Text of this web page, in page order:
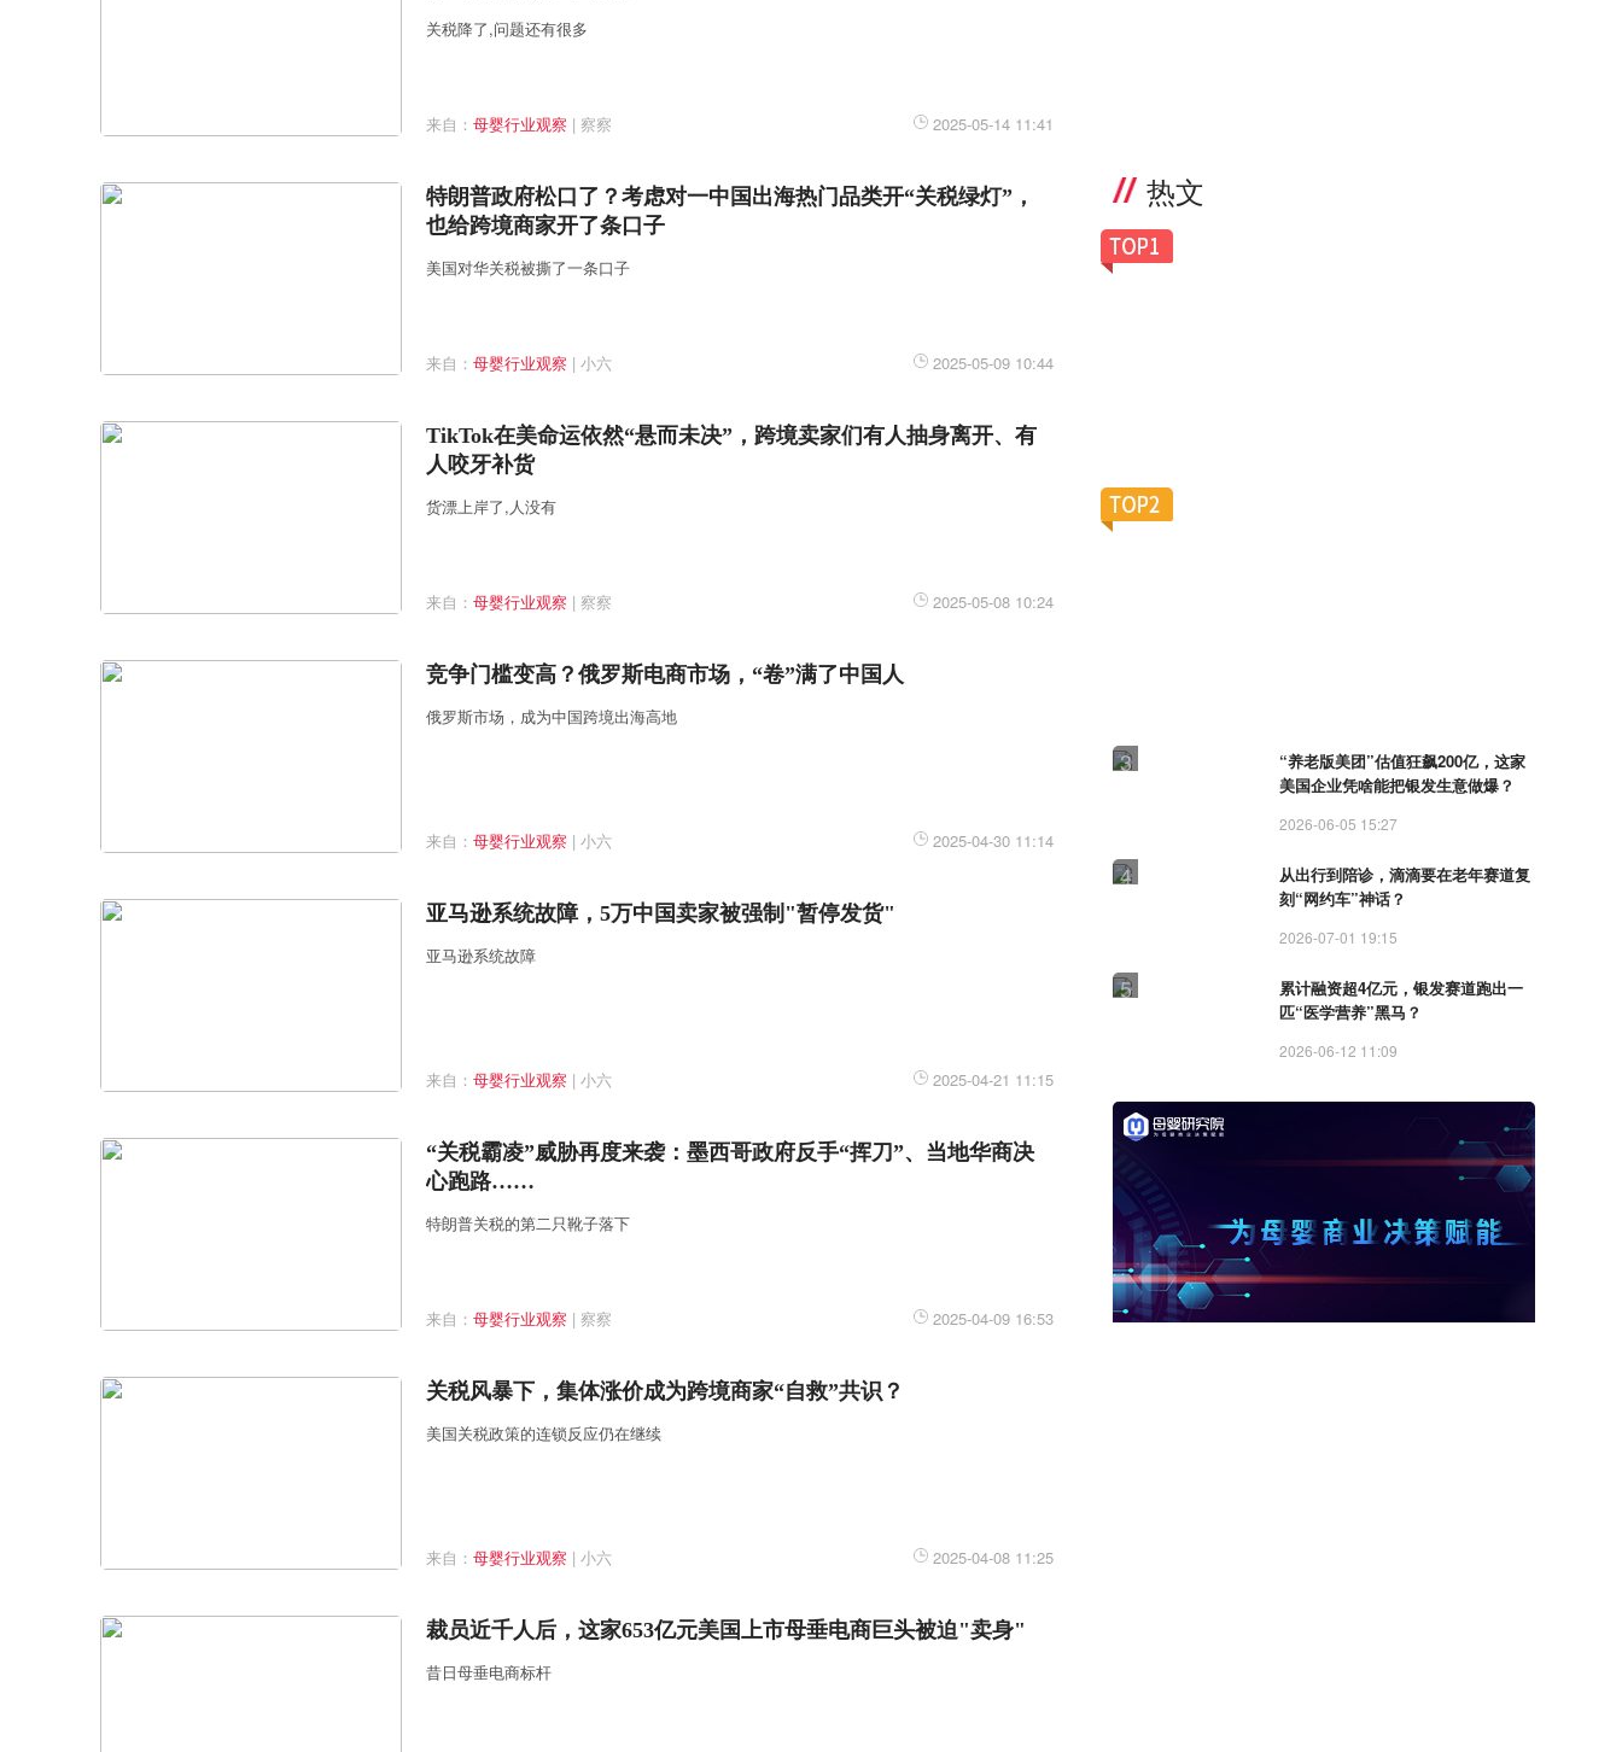
热文
3
“养老版美团”估值狂飙200亿，这家
美国企业凭啥能把银发生意做爆？
2026-06-05 15:27
4
从出行到陪诊，滴滴要在老年赛道复
刻“网约车”神话？
2026-07-01 19:15
5
累计融资超4亿元，银发赛道跑出一
匹“医学营养”黑马？
2026-06-12 11:09
关税降了,问题还有很多
来自： 母婴行业观察 | 察察 2025-05-14 11:41
特朗普政府松口了？考虑对一中国出海热门品类开“关税绿灯”，
也给跨境商家开了条口子
美国对华关税被撕了一条口子
来自： 母婴行业观察 | 小六 2025-05-09 10:44
TikTok在美命运依然“悬而未决”，跨境卖家们有人抽身离开、有
人咬牙补货
货漂上岸了,人没有
来自： 母婴行业观察 | 察察 2025-05-08 10:24
竞争门槛变高？俄罗斯电商市场，“卷”满了中国人
俄罗斯市场，成为中国跨境出海高地
来自： 母婴行业观察 | 小六 2025-04-30 11:14
亚马逊系统故障，5万中国卖家被强制"暂停发货"
亚马逊系统故障
来自： 母婴行业观察 | 小六 2025-04-21 11:15
“关税霸凌”威胁再度来袭：墨西哥政府反手“挥刀”、当地华商决
心跑路……
特朗普关税的第二只靴子落下
来自： 母婴行业观察 | 察察 2025-04-09 16:53
关税风暴下，集体涨价成为跨境商家“自救”共识？
美国关税政策的连锁反应仍在继续
来自： 母婴行业观察 | 小六 2025-04-08 11:25
裁员近千人后，这家653亿元美国上市母垂电商巨头被迫"卖身"
昔日母垂电商标杆